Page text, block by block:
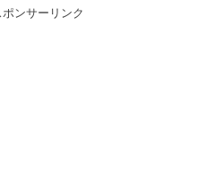
ポンサーリンク